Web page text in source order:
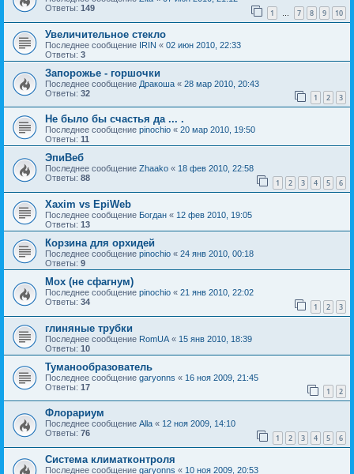
Ответы: 149 1 … 7 8 9 10
Увеличительное стекло
Последнее сообщение IRIN « 02 июн 2010, 22:33
Ответы: 3
Запорожье - горшочки
Последнее сообщение Дракоша « 28 мар 2010, 20:43
Ответы: 32 1 2 3
Не было бы счастья да ... .
Последнее сообщение pinochio « 20 мар 2010, 19:50
Ответы: 11
ЭпиВеб
Последнее сообщение Zhaako « 18 фев 2010, 22:58
Ответы: 88 1 2 3 4 5 6
Xaxim vs EpiWeb
Последнее сообщение Богдан « 12 фев 2010, 19:05
Ответы: 13
Корзина для орхидей
Последнее сообщение pinochio « 24 янв 2010, 00:18
Ответы: 9
Мох (не сфагнум)
Последнее сообщение pinochio « 21 янв 2010, 22:02
Ответы: 34 1 2 3
глиняные трубки
Последнее сообщение RomUA « 15 янв 2010, 18:39
Ответы: 10
Туманообразователь
Последнее сообщение garyonns « 16 ноя 2009, 21:45
Ответы: 17 1 2
Флорариум
Последнее сообщение Alla « 12 ноя 2009, 14:10
Ответы: 76 1 2 3 4 5 6
Cистема климатконтроля
Последнее сообщение garyonns « 10 ноя 2009, 20:53